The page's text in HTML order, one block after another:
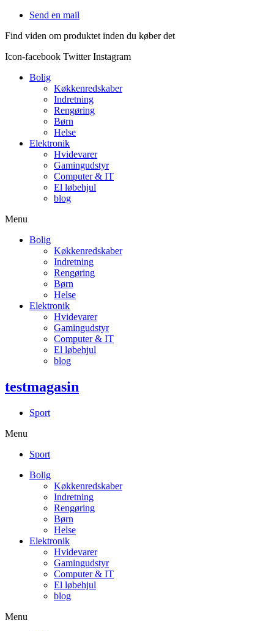
Videre
indhold
Send en mail
Find viden om produktet inden du køber det
Icon-facebook Twitter Instagram
Bolig
Køkkenredskaber
Indretning
Rengøring
Børn
Helse
Elektronik
Hvidevarer
Gamingudstyr
Computer & IT
El løbehjul
blog
Menu
Bolig
Køkkenredskaber
Indretning
Rengøring
Børn
Helse
Elektronik
Hvidevarer
Gamingudstyr
Computer & IT
El løbehjul
blog
testmagasin
Sport
Menu
Sport
Bolig
Køkkenredskaber
Indretning
Rengøring
Børn
Helse
Elektronik
Hvidevarer
Gamingudstyr
Computer & IT
El løbehjul
blog
Menu